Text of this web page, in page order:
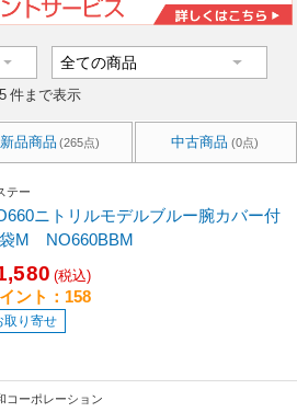
件まで表示
新品商品 (265点) 中古商品 (0点)
テー
ニトリルモデルブルー腕カバー付
M NO660BBM
(税込)
ント：158
取り寄せ
コーポレーション